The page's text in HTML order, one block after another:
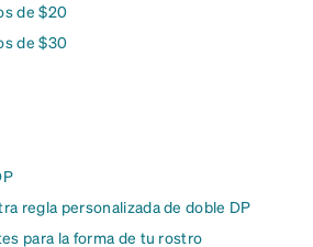
de $20
de $30
regla personalizada de doble DP
para la forma de tu rostro